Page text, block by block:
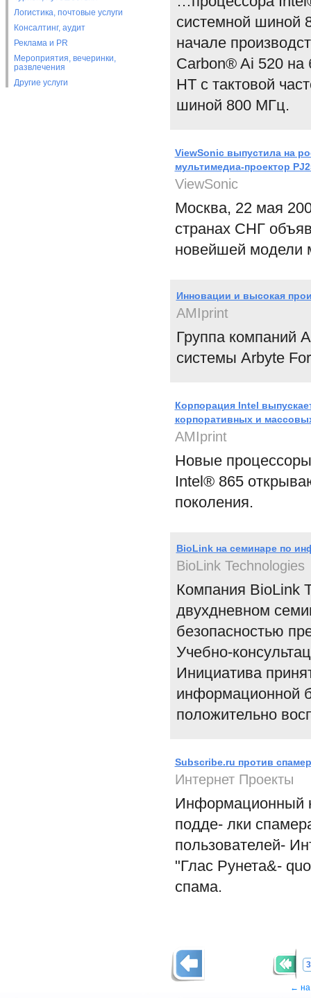
Логистика, почтовые услуги
Консалтинг, аудит
Реклама и PR
Мероприятия, вечеринки,
развлечения
Другие услуги
системной шиной
начале
Carbon® Ai 520 на
HT с тактовой
шиной 800 МГц.
ViewSonic выпустила на
мультимедиа-проектор
ViewSonic
Москва, 22 мая
странах СНГ
новейшей модели
Инновации и высокая
AMIprint
Группа компаний
системы Arbyte
Корпорация Intel
корпоративных и
AMIprint
Новые
Intel® 865
поколения.
BioLink на семинаре по
BioLink Technologies
Компания BioLink
двухдневном
безопасностью
Учебно-
Инициатива
информационной
положительно
Subscribe.ru против
Интернет Проекты
Информационный
подде- лки
пользователей-
"Глас Рунета&-
спама.
← на